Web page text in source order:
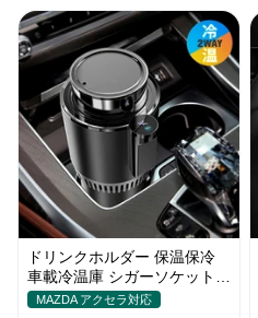
ドリンクホルダー 保温保冷
車載冷温庫 シガーソケット
12V車用 車中泊
MAZDA アクセラ対応